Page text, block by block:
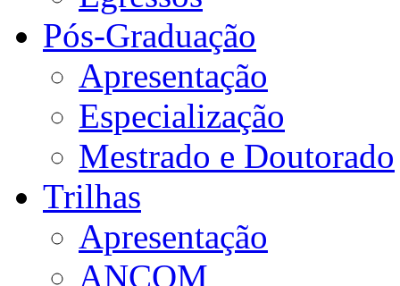
Pós-Graduação
Apresentação
Especialização
Mestrado e Doutorado
Trilhas
Apresentação
ANCOM